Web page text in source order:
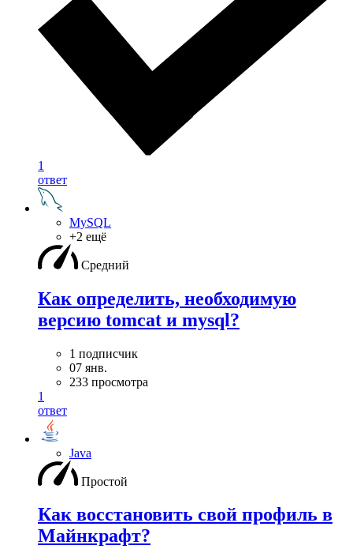
1
ответ
MySQL
+2 ещё
Средний
Как определить, необходимую
версию tomcat и mysql?
1 подписчик
07 янв.
233 просмотра
1
ответ
Java
Простой
Как восстановить свой профиль в
Майнкрафт?